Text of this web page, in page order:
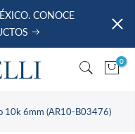
CONOCE
0
10k 6mm (AR10-B03476)